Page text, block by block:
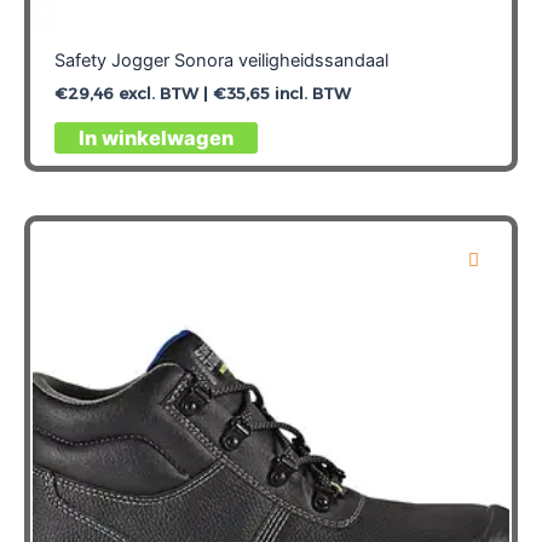
Safety Jogger Sonora veiligheidssandaal
€29,46excl. BTW | €35,65incl. BTW
In winkelwagen
Dit
product
meerdere
worden
op
de
productpagina